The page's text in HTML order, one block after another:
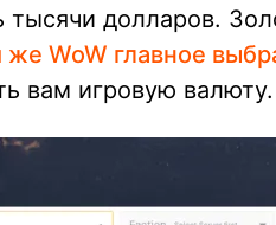
тысячи долларов.
же WoW главное
вам игровую валюту.